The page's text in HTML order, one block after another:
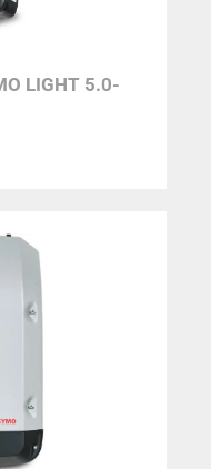
LIGHT 5.0-